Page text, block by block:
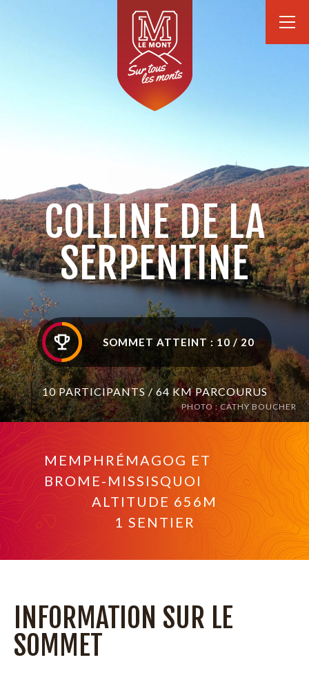
COLLINE DE LA
SERPENTINE
SOMMET ATTEINT : 10 / 20
10 PARTICIPANTS / 64 KM PARCOURUS
PHOTO : CATHY BOUCHER
MEMPHRÉMAGOG ET
BROME-MISSISQUOI
ALTITUDE 656M
1 SENTIER
INFORMATION SUR LE
SOMMET